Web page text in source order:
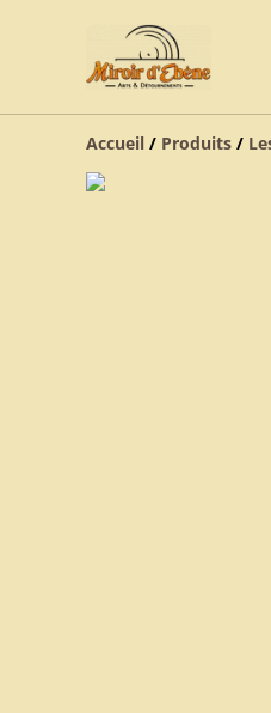
Accueil / Produits /